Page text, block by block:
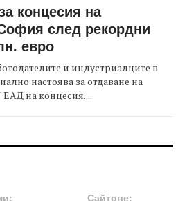
концесия на
след рекордни
евро
и индустриалците в
настоява за отдаване на
на концесия....
Сайтове: